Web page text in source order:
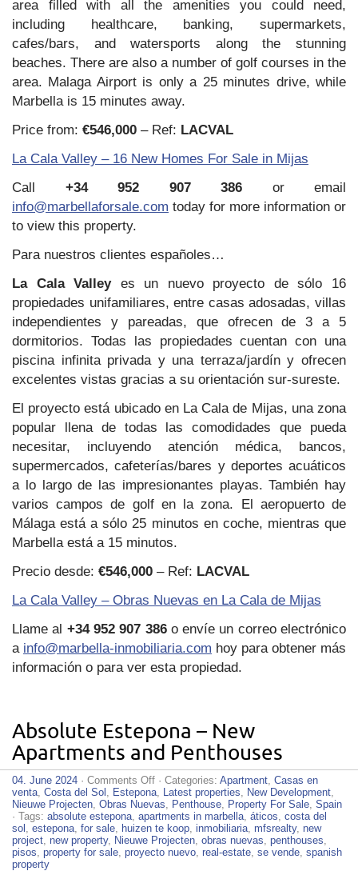
area filled with all the amenities you could need,
including healthcare, banking, supermarkets,
cafes/bars, and watersports along the stunning
beaches. There are also a number of golf courses in the
area. Malaga Airport is only a 25 minutes drive, while
Marbella is 15 minutes away.
Price from: €546,000 – Ref: LACVAL
La Cala Valley – 16 New Homes For Sale in Mijas
Call +34 952 907 386 or email
info@marbellaforsale.com today for more information or
to view this property.
Para nuestros clientes españoles…
La Cala Valleyes un nuevo proyecto de sólo 16
propiedades unifamiliares, entre casas adosadas, villas
independientes y pareadas, que ofrecen de 3 a 5
dormitorios. Todas las propiedades cuentan con una
piscina infinita privada y una terraza/jardín y ofrecen
excelentes vistas gracias a su orientación sur-sureste.
El proyecto está ubicado en La Cala de Mijas, una zona
popular llena de todas las comodidades que pueda
necesitar, incluyendo atención médica, bancos,
supermercados, cafeterías/bares y deportes acuáticos
a lo largo de las impresionantes playas. También hay
varios campos de golf en la zona. El aeropuerto de
Málaga está a sólo 25 minutos en coche, mientras que
Marbella está a 15 minutos.
Precio desde: €546,000 – Ref: LACVAL
La Cala Valley – Obras Nuevas en La Cala de Mijas
Llame al +34 952 907 386o envíe un correo electrónico
a info@marbella-inmobiliaria.com hoy para obtener más
información o para ver esta propiedad.
Absolute Estepona – New
Apartments and Penthouses
04. June 2024 · Comments Offon
Absolute
Estepona
–
New
Apartments
and
· Categories: Apartment Casas en
venta Costa del Sol Estepona Latest properties New Development
Nieuwe Projecten Obras Nuevas Penthouse Property For Sale Spain
· Tags: absolute estepona apartments in marbella áticos costa del
sol estepona for sale huizen te koop inmobiliaria mfsrealty, new
project new property, Nieuwe Projecten obras nuevas penthouses
pisos property for sale proyecto nuevo real-estate se vende spanish
property